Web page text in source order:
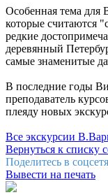
Особенная тема для
которые считаются
редкие
деревянный
самые знаменитые
В последние годы
преподаватель
плеяду новых
Все экскурсии
Вернуться к списку
Поделитесь в
Вывести на печать